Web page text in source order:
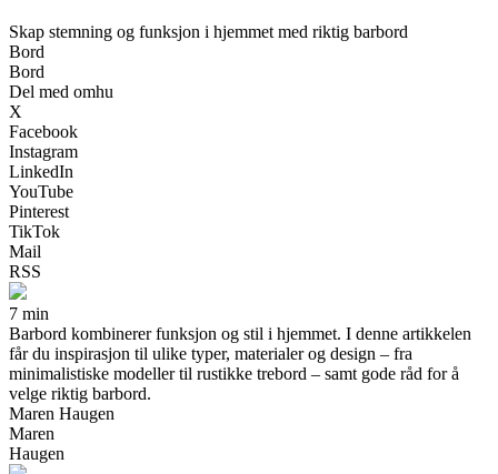
Skap stemning og funksjon i hjemmet med riktig barbord
Bord
Bord
Del med omhu
X
Facebook
Instagram
LinkedIn
YouTube
Pinterest
TikTok
Mail
RSS
7 min
Barbord kombinerer funksjon og stil i hjemmet. I denne artikkelen
får du inspirasjon til ulike typer, materialer og design – fra
minimalistiske modeller til rustikke trebord – samt gode råd for å
velge riktig barbord.
Maren Haugen
Maren
Haugen